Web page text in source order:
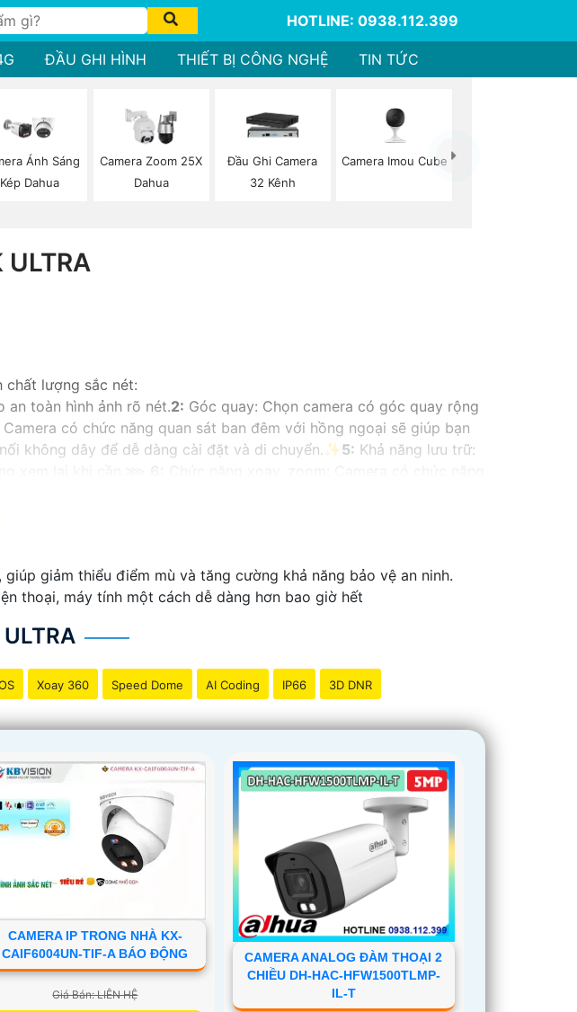
HOTLINE: 0938.112.399
ĐẦU GHI HÌNH THIẾT BỊ CÔNG NGHỆ TIN TỨC
Ánh Sáng
Kép Dahua
Camera Zoom 25X
Dahua
Đầu Ghi Camera
32 Kênh
Camera Imou Cube
ULTRA
chất lượng sắc nét:
an toàn hình ảnh rõ nét.2: Góc quay: Chọn camera có góc quay rộng
có chức năng quan sát ban đêm với hồng ngoại sẽ giúp bạn
không dây để dễ dàng cài đặt và di chuyển.✨5: Khả năng lưu trữ:
di động: Chọn camera có ứng dụng di động để bạn có thể xem hình
động sẽ gửi cảnh báo cho bạn khi phát hiện chuyển động ngoài dự
nghe và nói lại với người ở nhà.
giảm thiểu điểm mù và tăng cường khả năng bảo vệ an ninh.
thoại, máy tính một cách dễ dàng hơn bao giờ hết
Xoay 360 Speed Dome AI Coding IP66 3D DNR
CAMERA IP TRONG NHÀ KX-
CAIF6004UN-TIF-A BÁO ĐỘNG
Giá Bán: LIÊN HỆ
CAMERA ANALOG ĐÀM THOẠI 2
CHIỀU DH-HAC-HFW1500TLMP-
IL-T